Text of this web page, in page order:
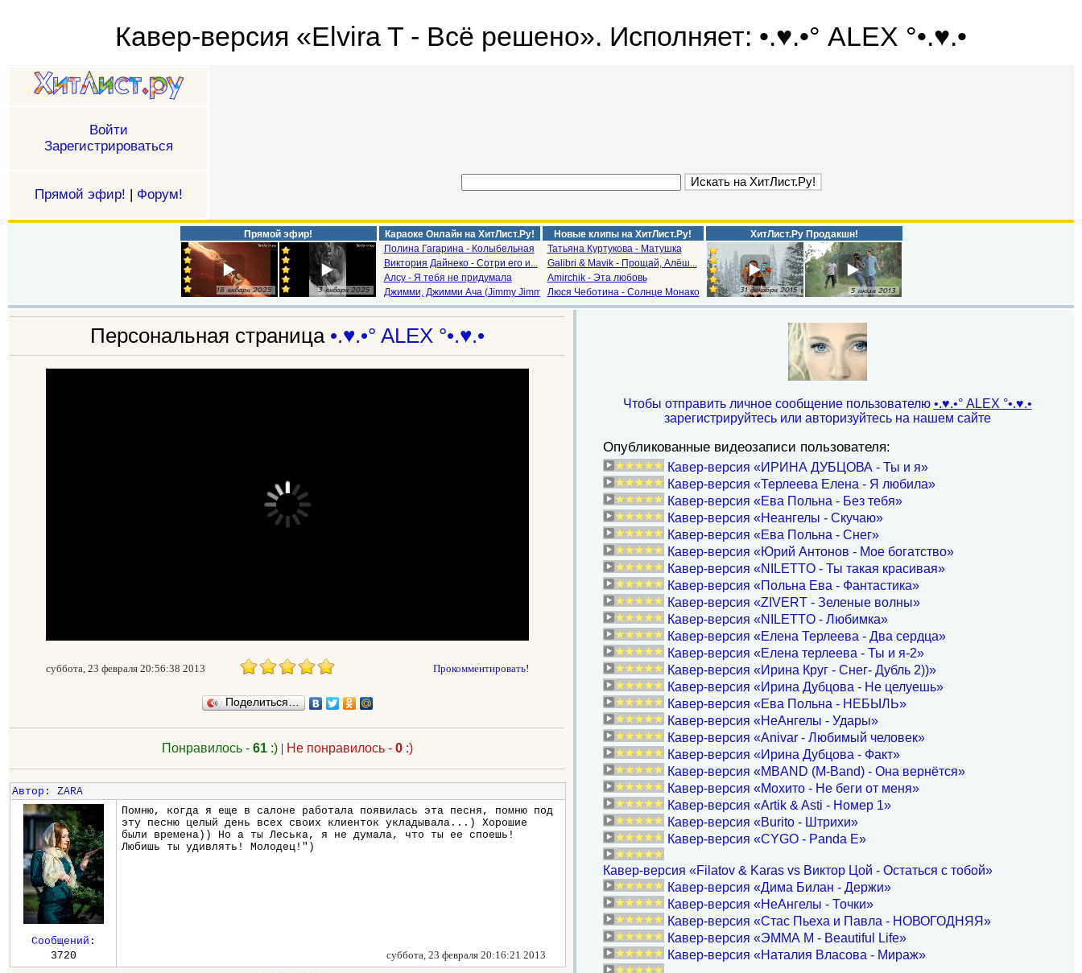
Кавер-версия «Elvira T - Всё решено». Исполняет: •.♥.•° ALEX °•.♥.•
Войти
Зарегистрироваться
Прямой эфир! | Форум!
Прямой эфир!
Караоке Онлайн на ХитЛист.Ру!
Полина Гагарина - Колыбельная
Виктория Дайнеко - Сотри его и...
Алсу - Я тебя не придумала
Джимми, Джимми Ача (Jimmy Jimm...
Новые клипы на ХитЛист.Ру!
Татьяна Куртукова - Матушка
Galibri & Mavik - Прощай, Алёш...
Amirchik - Эта любовь
Люся Чеботина - Солнце Монако
ХитЛист.Ру Продакшн!
Персональная страница •.♥.•° ALEX °•.♥.•
суббота, 23 февраля 20:56:38 2013 Прокомментировать!
Поделиться…
Понравилось - 61:)| Не понравилось - 0:)
Автор :ZARA
Помню, когда я еще в салоне работала появилась эта песня, помню под
эту песню целый день всех своих клиенток укладывала...) Хорошие
были времена)) Но а ты Леська, я не думала, что ты ее споешь!
Любишь ты удивлять! Молодец!")
суббота, 23 февраля 20:16:21 2013
Сообщений :
3720
Чтобы отправить личное сообщение пользователю •.♥.•° ALEX °•.♥.•
зарегистрируйтесь или авторизуйтесь на нашем сайте
Опубликованные видеозаписи пользователя:
Кавер-версия «ИРИНА ДУБЦОВА - Ты и я»
Кавер-версия «Терлеева Елена - Я любила»
Кавер-версия «Ева Польна - Без тебя»
Кавер-версия «Неангелы - Скучаю»
Кавер-версия «Ева Польна - Снег»
Кавер-версия «Юрий Антонов - Мое богатство»
Кавер-версия «NILETTO - Ты такая красивая»
Кавер-версия «Польна Ева - Фантастика»
Кавер-версия «ZIVERT - Зеленые волны»
Кавер-версия «NILETTO - Любимка»
Кавер-версия «Елена Терлеева - Два сердца»
Кавер-версия «Елена терлеева - Ты и я-2»
Кавер-версия «Ирина Круг - Снег- Дубль 2))»
Кавер-версия «Ирина Дубцова - Не целуешь»
Кавер-версия «Ева Польна - НЕБЫЛЬ»
Кавер-версия «НеАнгелы - Удары»
Кавер-версия «Anivar - Любимый человек»
Кавер-версия «Ирина Дубцова - Факт»
Кавер-версия «MBAND (M-Band) - Она вернётся»
Кавер-версия «Мохито - Не беги от меня»
Кавер-версия «Artik & Asti - Номер 1»
Кавер-версия «Burito - Штрихи»
Кавер-версия «CYGO - Panda E»
Кавер-версия «Filatov & Karas vs Виктор Цой - Остаться с тобой»
Кавер-версия «Дима Билан - Держи»
Кавер-версия «НеАнгелы - Точки»
Кавер-версия «Стас Пьеха и Павла - НОВОГОДНЯЯ»
Кавер-версия «ЭММА М - Beautiful Life»
Кавер-версия «Наталия Власова - Мираж»